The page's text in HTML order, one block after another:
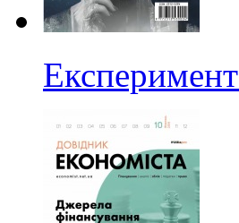
Експеримент